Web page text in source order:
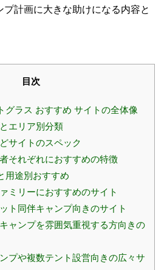
プ計画に大きな助けになる内容と
目次
グラス おすすめ サイトの全体像
エリア別分類
サイトのスペック
それぞれにおすすめの特徴
用途別おすすめ
ミリーにおすすめのサイト
ト同伴キャンプ向きのサイト
ャンプを雰囲気重視する方向きの
プや複数テント設営向きの広々サ